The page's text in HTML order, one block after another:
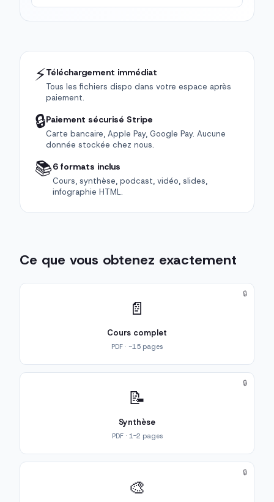
⚡Téléchargement immédiat
Tous les fichiers dispo dans votre espace après
paiement.
🔒Paiement sécurisé Stripe
Carte bancaire, Apple Pay, Google Pay. Aucune
donnée stockée chez nous.
📚6 formats inclus
Cours, synthèse, podcast, vidéo, slides,
infographie HTML.
Ce que vous obtenez exactement
📄
Cours complet
PDF · ~15 pages
🔒
📝
Synthèse
PDF · 1-2 pages
🔒
🎨
🔒